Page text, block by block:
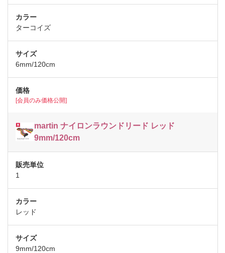
ターコイズ
6mm/120cm
[会員のみ価格公開]
martin ナイロンラウンドリード レッド
9mm/120cm
1
レッド
9mm/120cm